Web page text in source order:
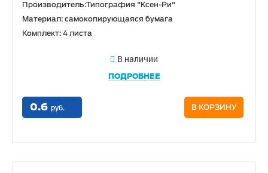
Производитель:Типография "Ксен-Ри"
Материал: самокопирующаяся бумага
Комплект: 4 листа
В наличии
ПОДРОБНЕЕ
0.6 руб. В КОРЗИНУ